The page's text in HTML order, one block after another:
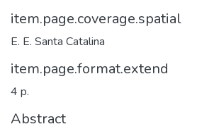
item.page.coverage.spatial
E. E. Santa Catalina
item.page.format.extend
4 p.
Abstract